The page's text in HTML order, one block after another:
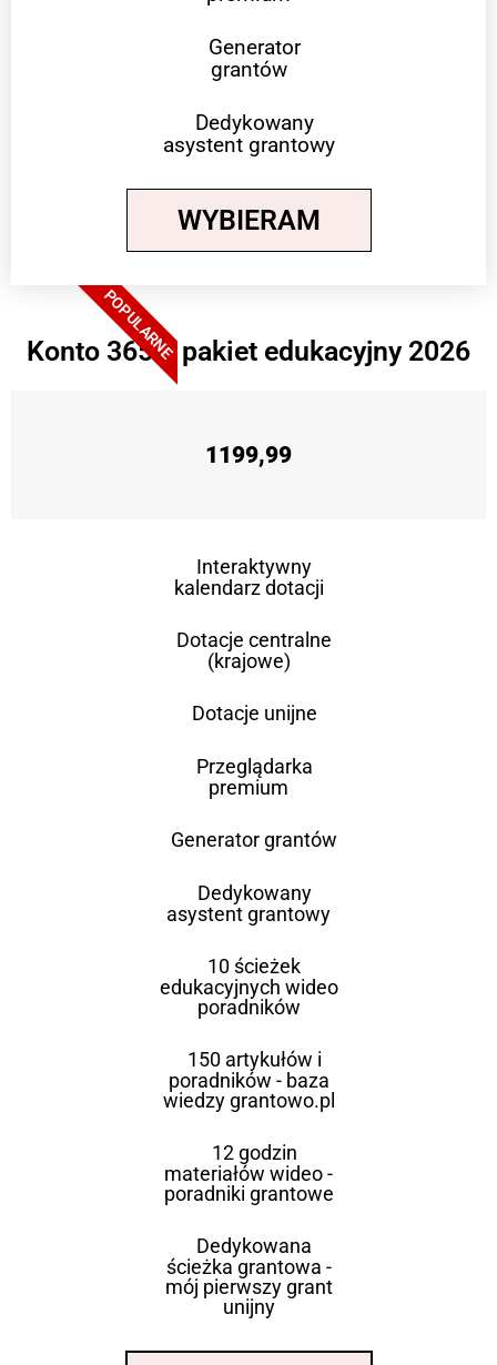
Generator
grantów
Dedykowany
asystent grantowy
WYBIERAM
POPULARNE
Konto 365 + pakiet edukacyjny 2026
1199,99
Interaktywny
kalendarz dotacji
Dotacje centralne
(krajowe)
Dotacje unijne
Przeglądarka
premium
Generator grantów
Dedykowany
asystent grantowy
10 ścieżek
edukacyjnych wideo
poradników
150 artykułów i
poradników - baza
wiedzy grantowo.pl
12 godzin
materiałów wideo -
poradniki grantowe
Dedykowana
ścieżka grantowa -
mój pierwszy grant
unijny